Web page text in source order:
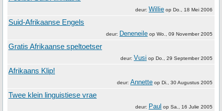
deur: Willie op Do., 18 Mei 2006
Suid-Afrikaanse Engels
deur: Deneneile op Wo., 09 November 2005
Gratis Afrikaanse speltoetser
deur: Vusi op Do., 29 September 2005
Afrikaans Klip!
deur: Annette op Di., 30 Augustus 2005
Twee klein linguistiese vrae
deur: Paul op Sa., 16 Julie 2005